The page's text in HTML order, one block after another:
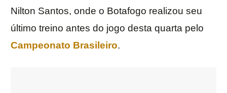
Nilton Santos, onde o Botafogo realizou seu
último treino antes do jogo desta quarta pelo
Campeonato Brasileiro.